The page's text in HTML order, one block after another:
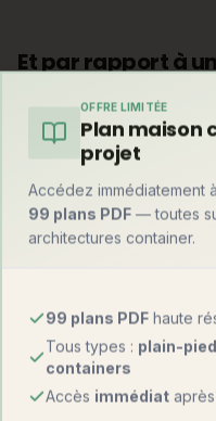
Et par rapport à
Avant de trancher,
souvent la plus rapide du
Critère
1 500 –
Originalité
OFFRE LIMITÉE
Plan maison
projet
Accédez immédiatement
99 plans PDF — toutes
architectures container.
99 plans PDF haute
Tous types : plain-
containers
Accès immédiat